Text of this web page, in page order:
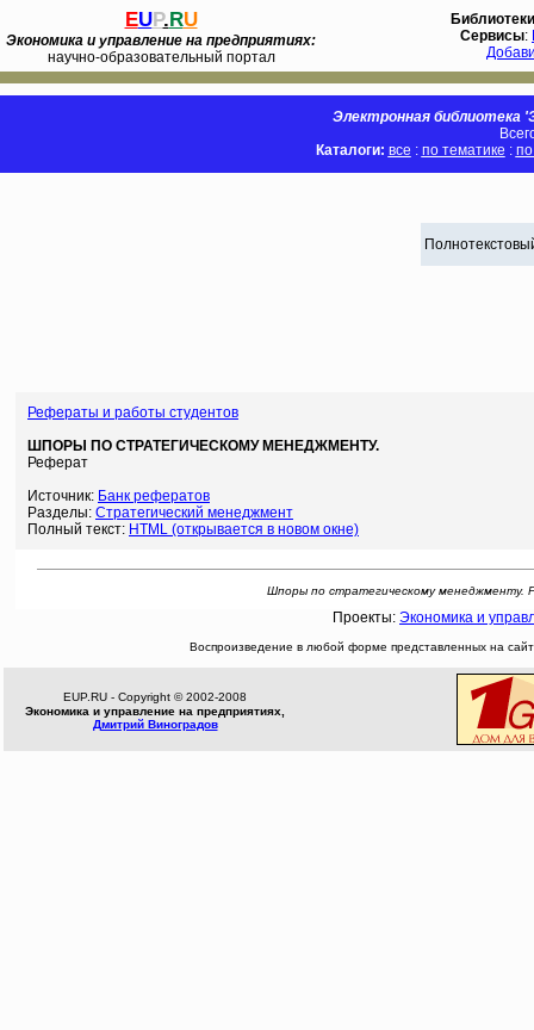
EUP.RU
Экономика и управление на предприятиях:
научно-образовательный портал
Библиотеки
Сервисы:
Электронная библиотека
Каталоги: все : по тематике :
Рефераты и работы студентов
ШПОРЫ ПО СТРАТЕГИЧЕСКОМУ МЕНЕДЖМЕНТУ.
Реферат
Источник: Банк рефератов
Разделы: Стратегический менеджмент
Полный текст: HTML (открывается в новом окне)
Шпоры по стратегическому менеджменту.
Проекты: Экономика и
Воспроизведение в любой форме представленных на
EUP.RU - Copyright © 2002-2008
Экономика и управление на предприятиях,
Дмитрий Виноградов